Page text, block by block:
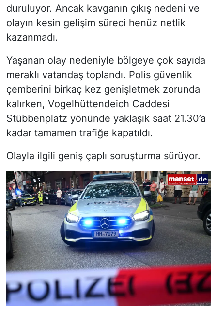
duruluyor. Ancak kavganın çıkış nedeni ve
olayın kesin gelişim süreci henüz netlik
kazanmadı.
Yaşanan olay nedeniyle bölgeye çok sayıda
meraklı vatandaş toplandı. Polis güvenlik
çemberini birkaç kez genişletmek zorunda
kalırken, Vogelhüttendeich Caddesi
Stübbenplatz yönünde yaklaşık saat 21.30’a
kadar tamamen trafiğe kapatıldı.
Olayla ilgili geniş çaplı soruşturma sürüyor.